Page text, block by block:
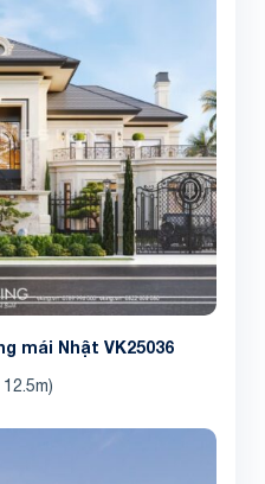
mái Nhật VK25036